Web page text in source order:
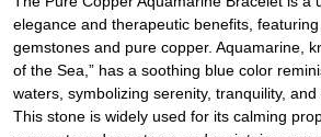
elegance and therapeutic benefits,
gemstones and pure copper. Aquamarine,
of the Sea,” has a soothing blue color
waters, symbolizing serenity, tranquility, and
This stone is widely used for its calming